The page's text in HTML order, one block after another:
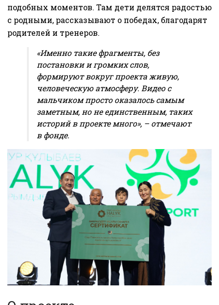
подобных моментов. Там дети делятся радостью
с родными, рассказывают о победах, благодарят
родителей и тренеров.
«Именно такие фрагменты, без
постановки и громких слов,
формируют вокруг проекта живую,
человеческую атмосферу. Видео с
мальчиком просто оказалось самым
заметным, но не единственным, таких
историй в проекте много», – отмечают
в фонде.